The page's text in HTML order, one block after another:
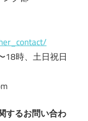
18時、土日祝日
するお問い合わ